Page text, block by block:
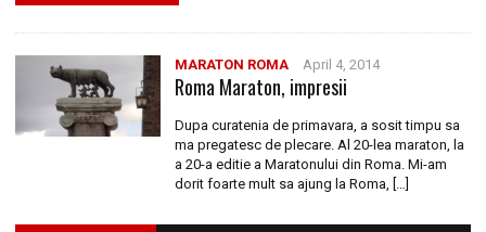
MARATON ROMA April 4, 2014
Roma Maraton, impresii
Dupa curatenia de primavara, a sosit timpu sa
ma pregatesc de plecare. Al 20-lea maraton, la
a 20-a editie a Maratonului din Roma. Mi-am
dorit foarte mult sa ajung la Roma, […]